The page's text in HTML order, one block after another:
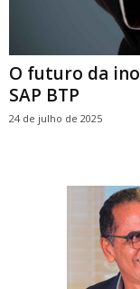
O futuro da
SAP BTP
24 de julho de 2025